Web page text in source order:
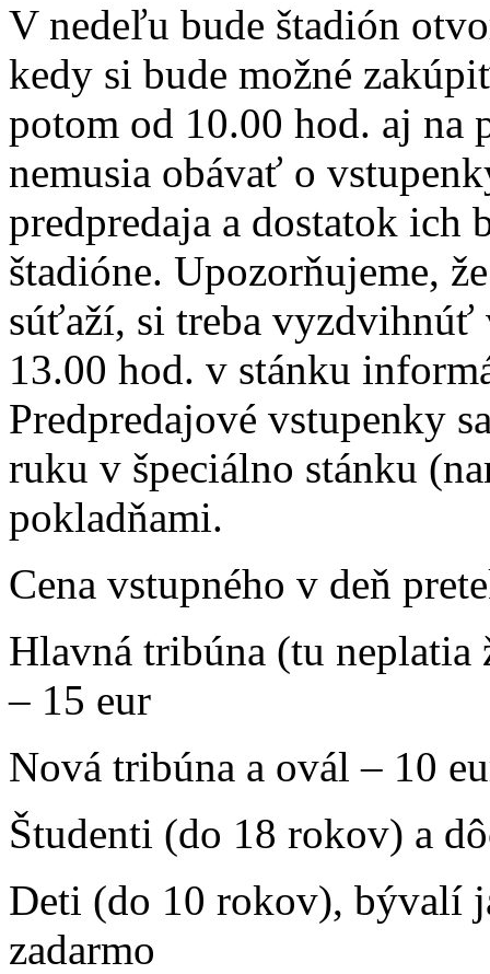
V nedeľu bude štadión
kedy si bude možné
potom od 10.00 hod. aj na
nemusia obávať o
predpredaja a dostatok ich
štadióne. Upozorňujeme,
súťaží, si treba vyzdvihnúť
13.00 hod. v stánku
Predpredajové vstupenky
ruku v špeciálno stánku
pokladňami.
Cena vstupného v deň
Hlavná tribúna (tu
– 15 eur
Nová tribúna a ovál – 10
Študenti (do 18 rokov) a
Deti (do 10 rokov), bývalí
zadarmo